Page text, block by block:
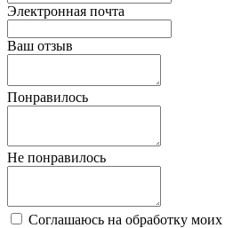
Электронная почта
Ваш отзыв
Понравилось
Не понравилось
Соглашаюсь на обработку моих